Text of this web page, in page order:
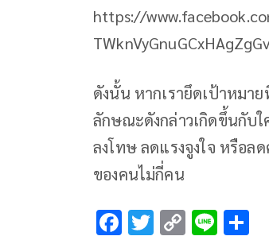
https://
ดังนั้น หากเรายึดเป้าหมา
ลักษณะดังกล่าวเกิดขึ้นกับ
ลงโทษ ลดแรงจูงใจ หรือล
ของคนไม่กี่คน
F T C Li